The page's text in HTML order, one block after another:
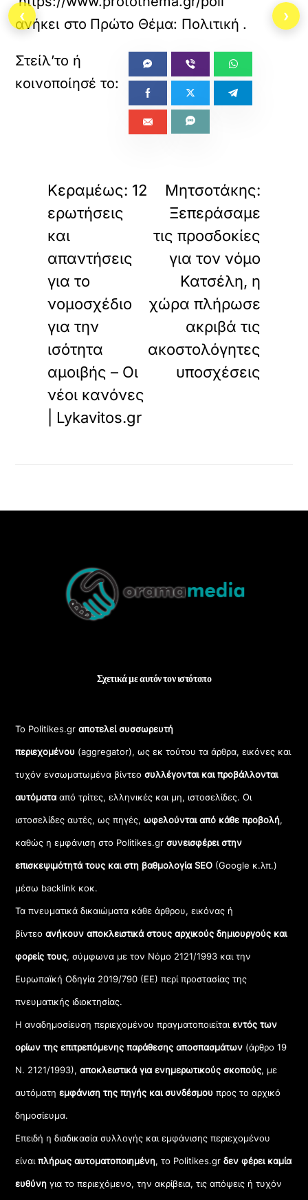
ανήκει στο Πρώτο Θέμα: Πολιτική .
Κεραμέως: 12
ερωτήσεις
και
απαντήσεις
για το
νομοσχέδιο
για την
ισότητα
αμοιβής – Οι
νέοι κανόνες
| Lykavitos.gr
Μητσοτάκης:
Ξεπεράσαμε
τις προσδοκίες
για τον νόμο
Κατσέλη, η
χώρα πλήρωσε
ακριβά τις
ακοστολόγητες
υποσχέσεις
Top
Σχετικά με αυτόν τον ιστότοπο
Το Politikes.grαποτελεί συσσωρευτή
περιεχομένου (aggregator), ως εκ τούτου τα άρθρα, εικόνες και
τυχόν ενσωματωμένα βίντεοσυλλέγονται και προβάλλονται
αυτόματααπό τρίτες, ελληνικές και μη, ιστοσελίδες. Οι
ιστοσελίδες αυτές, ως πηγές,ωφελούνται από κάθε προβολή,
καθώς η εμφάνιση στο Politikes.gr συνεισφέρει στην
επισκεψιμότητά τους και στη βαθμολογία SEO (Google κ.λπ.)
μέσω backlink κοκ.
Τα πνευματικά δικαιώματα κάθε άρθρου, εικόνας ή
βίντεοανήκουν αποκλειστικά στους αρχικούς δημιουργούς και
φορείς τους, σύμφωνα με τον Νόμο 2121/1993 και την
Ευρωπαϊκή Οδηγία 2019/790 (ΕΕ) περί προστασίας της
πνευματικής ιδιοκτησίας.
Η αναδημοσίευση περιεχομένου πραγματοποιείταιεντός των
ορίων της επιτρεπόμενης παράθεσης αποσπασμάτων (άρθρο 19
Ν. 2121/1993), αποκλειστικά για ενημερωτικούς σκοπούς, με
αυτόματηεμφάνιση της πηγής και συνδέσμου προς το αρχικό
δημοσίευμα.
Επειδή η διαδικασία συλλογής και εμφάνισης περιεχομένου
είναιπλήρως αυτοματοποιημένη, το Politikes.grδεν φέρει καμία
ευθύνη για το περιεχόμενο, την ακρίβεια, τις απόψεις ή τυχόν
‹ ›